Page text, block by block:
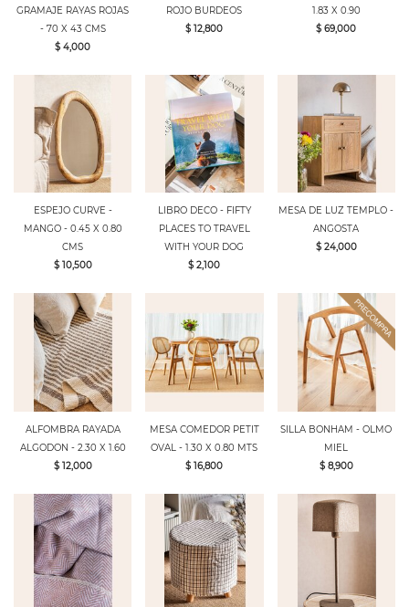
GRAMAJE RAYAS ROJAS
- 70 X 43 CMS
$ 4,000
ROJO BURDEOS
$ 12,800
1.83 X 0.90
$ 69,000
ESPEJO CURVE -
MANGO - 0.45 X 0.80
CMS
$ 10,500
LIBRO DECO - FIFTY
PLACES TO TRAVEL
WITH YOUR DOG
$ 2,100
MESA DE LUZ TEMPLO -
ANGOSTA
$ 24,000
ALFOMBRA RAYADA
ALGODON - 2.30 X 1.60
$ 12,000
MESA COMEDOR PETIT
OVAL - 1.30 X 0.80 MTS
$ 16,800
SILLA BONHAM - OLMO
MIEL
$ 8,900